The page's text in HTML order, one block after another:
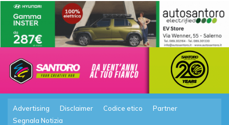
Advertising Disclaimer Codice etico
Partner
Segnala Notizia